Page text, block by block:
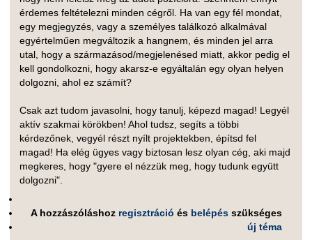
érdemes feltételezni minden cégről. Ha van egy fél mondat,
egy megjegyzés, vagy a személyes találkozó alkalmával
egyértelműen megváltozik a hangnem, és minden jel arra
utal, hogy a származásod/megjelenésed miatt, akkor pedig el
kell gondolkozni, hogy akarsz-e egyáltalán egy olyan helyen
dolgozni, ahol ez számít?
Csak azt tudom javasolni, hogy tanulj, képezd magad! Legyél
aktív szakmai körökben! Ahol tudsz, segíts a többi
kérdezőnek, vegyél részt nyílt projektekben, építsd fel
magad! Ha elég ügyes vagy biztosan lesz olyan cég, aki majd
megkeres, hogy "gyere el nézzük meg, hogy tudunk együtt
dolgozni".
A hozzászóláshoz regisztráció és belépés szükséges
új téma